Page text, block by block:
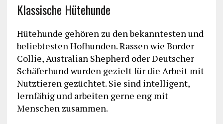
Klassische Hütehunde
Hütehunde gehören zu den bekanntesten und
beliebtesten Hofhunden. Rassen wie Border
Collie, Australian Shepherd oder Deutscher
Schäferhund wurden gezielt für die Arbeit mit
Nutztieren gezüchtet. Sie sind intelligent,
lernfähig und arbeiten gerne eng mit
Menschen zusammen.